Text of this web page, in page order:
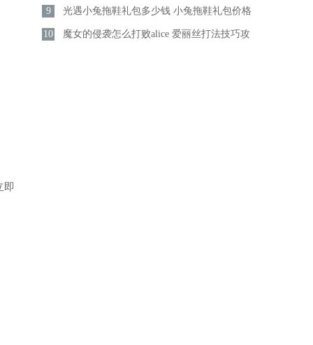
即
绍
9 光遇小兔拖鞋礼包多少钱 小兔拖鞋礼包价格
介绍
10 魔女的侵袭怎么打败alice 爱丽丝打法技巧攻